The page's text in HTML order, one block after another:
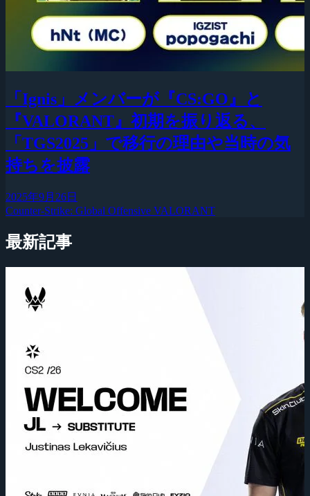
「Ignis」メンバーが『CS:GO』と
『VALORANT』初期を振り返る、
「TGS2025」で移行の理由や当時の気
持ちを披露
2025年9月26日
Counter-Strike: Global Offensive VALORANT
最新記事